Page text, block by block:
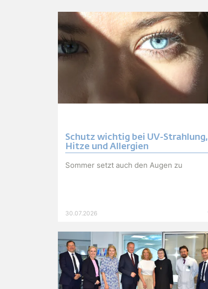
Schutz wichtig bei UV-Strahlung,
Hitze und Allergien
Sommer setzt auch den Augen zu
30.07.2026